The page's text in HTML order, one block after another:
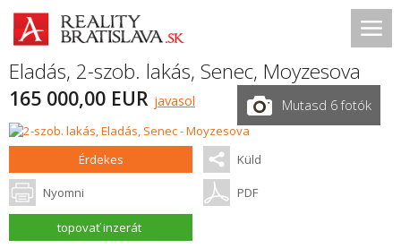
Eladás, 2-szob. lakás, Senec, Moyzesova
165 000,00 EUR javasol Mutasd 6 fotók
Érdekes Küld
Nyomni PDF
topovať inzerát